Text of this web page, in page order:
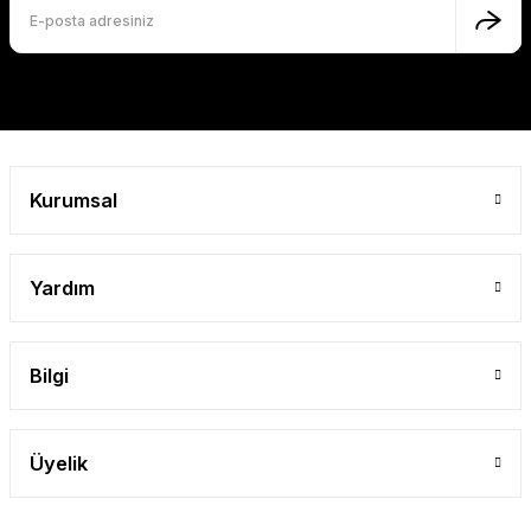
Bu ürüne benzer farklı alternatifler olmalı.
Kurumsal
Yardım
Bilgi
Üyelik